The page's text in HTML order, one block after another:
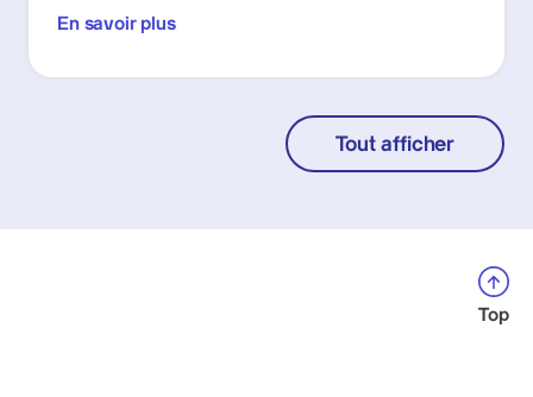
En savoir plus
Tout afficher
Top